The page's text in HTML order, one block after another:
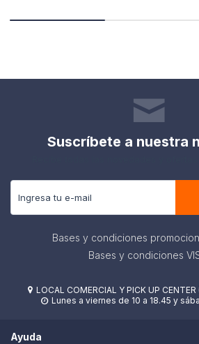
Suscríbete a nuestra
Bases y condiciones
Bases y condiciones
 LOCAL COMERCIAL Y PICK UP
 Lunes a viernes de 10 a 18.45 y
Ayuda